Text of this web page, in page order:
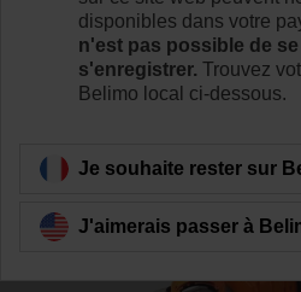
Solutions de
pour registre des
disponibles dans votre
n'est pas possible de
s'enregistrer. Trouvez
Belimo local ci-dessous.
Je souhaite rester sur
J'aimerais passer à